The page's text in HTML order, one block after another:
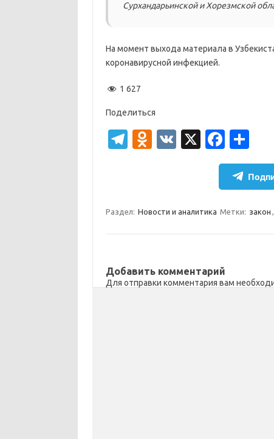
Сурхандарьинской и Хорезмской
На момент выхода материала в
коронавирусной инфекцией.
1 627
Поделиться
T
a
O
kl
ik
V
X
Fa
c
e
o
т
п
а
т
Раздел: Новости и аналитика Метки: закон ,
Добавить комментарий
Для отправки комментария вам